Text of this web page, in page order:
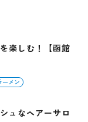
楽しむ！【函館
ーメン
ュなヘアーサロ